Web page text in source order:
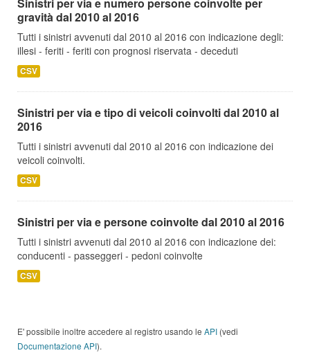
gravità dal 2010 al 2016
Tutti i sinistri avvenuti dal 2010 al 2016 con indicazione degli:
illesi - feriti - feriti con prognosi riservata - deceduti
CSV
Sinistri per via e tipo di veicoli coinvolti dal 2010 al
2016
Tutti i sinistri avvenuti dal 2010 al 2016 con indicazione dei
veicoli coinvolti.
CSV
Sinistri per via e persone coinvolte dal 2010 al 2016
Tutti i sinistri avvenuti dal 2010 al 2016 con indicazione dei:
conducenti - passeggeri - pedoni coinvolte
CSV
E' possibile inoltre accedere al registro usando le API (vedi
Documentazione API).